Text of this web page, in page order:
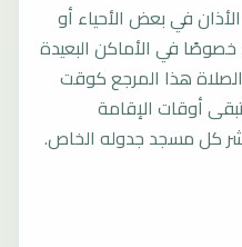
في بعض الأحياء أو
خصوصًا في الأماكن البعيدة
هذا المرجع كوقت
أوقات الإقامة
كل مسجد جدوله الخاص.